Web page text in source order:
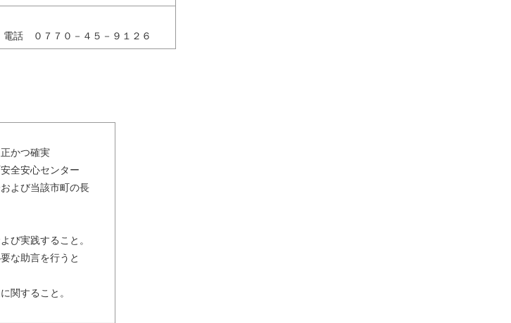
０７７０－４５－９１２６
かつ確実
全安心センター
よび当該市町の長
実践すること。
な助言を行うと
すること。